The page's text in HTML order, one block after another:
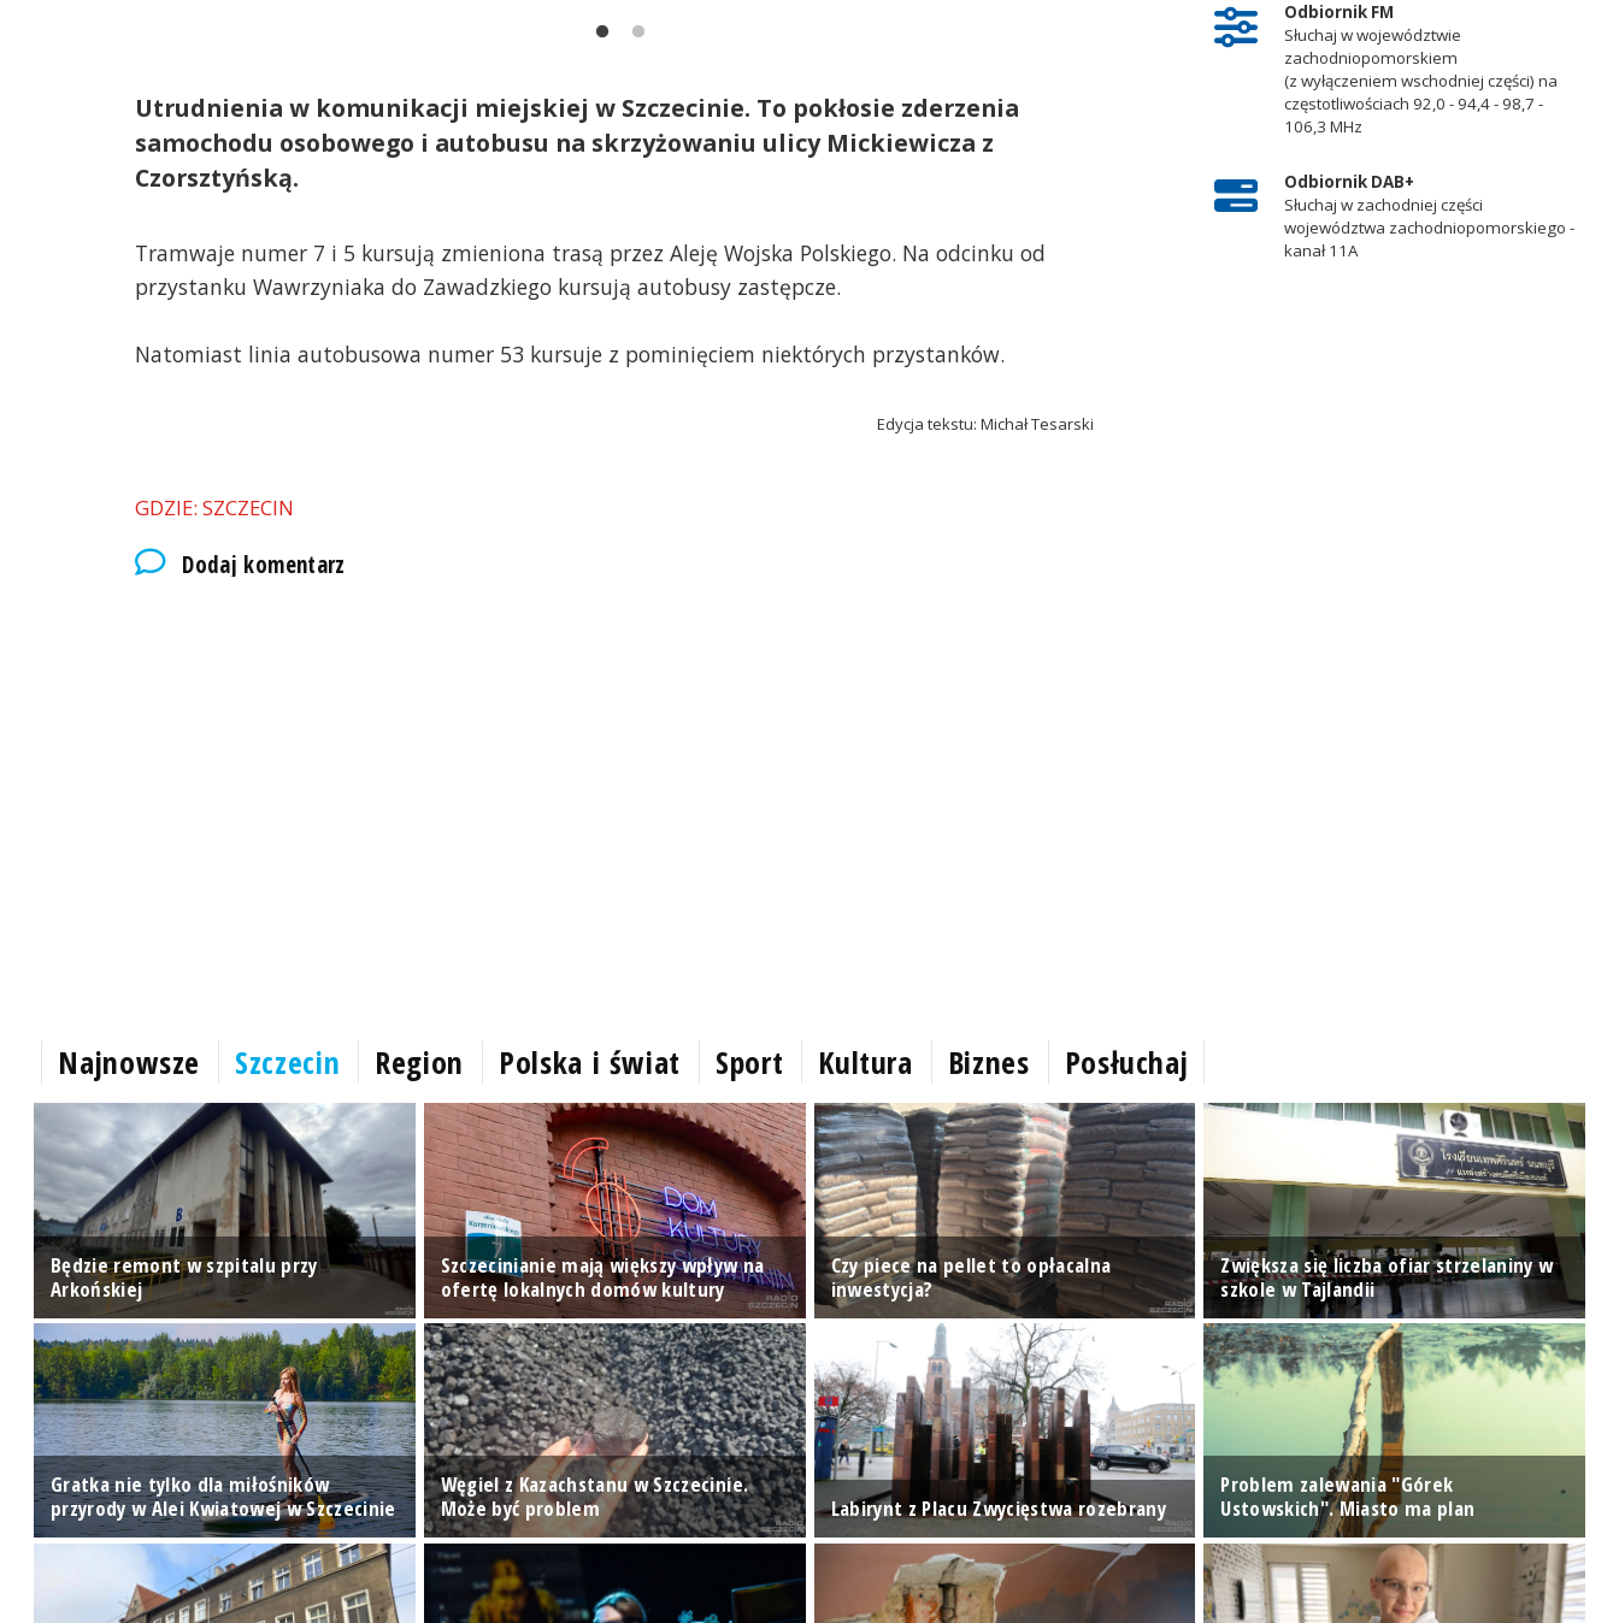
Utrudnienia w komunikacji miejskiej w Szczecinie. To pokłosie zderzenia
samochodu osobowego i autobusu na skrzyżowaniu ulicy Mickiewicza z
Czorsztyńską.
Tramwaje numer 7 i 5 kursują zmieniona trasą przez Aleję Wojska Polskiego. Na odcinku od
przystanku Wawrzyniaka do Zawadzkiego kursują autobusy zastępcze.
Natomiast linia autobusowa numer 53 kursuje z pominięciem niektórych przystanków.
Edycja tekstu: Michał Tesarski
GDZIE: SZCZECIN
Dodaj komentarz
Odbiornik FM
Słuchaj w województwie
zachodniopomorskiem
(z wyłączeniem wschodniej części) na
częstotliwościach 92,0 - 94,4 - 98,7 -
106,3 MHz
Odbiornik DAB+
Słuchaj w zachodniej części
województwa zachodniopomorskiego -
kanał 11A
Najnowsze Szczecin Region Polska i świat Sport Kultura Biznes Posłuchaj
Będzie remont w szpitalu przy
Arkońskiej
Szczecinianie mają większy wpływ na
ofertę lokalnych domów kultury
Czy piece na pellet to opłacalna
inwestycja?
Zwiększa się liczba ofiar strzelaniny w
szkole w Tajlandii
Gratka nie tylko dla miłośników
przyrody w Alei Kwiatowej w Szczecinie
Węgiel z Kazachstanu w Szczecinie.
Może być problem
Labirynt z Placu Zwycięstwa rozebrany
Problem zalewania "Górek
Ustowskich". Miasto ma plan